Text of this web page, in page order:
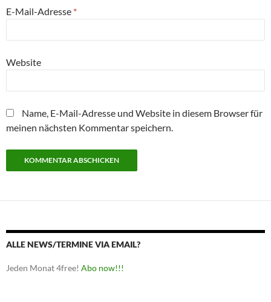
E-Mail-Adresse *
Website
Name, E-Mail-Adresse und Website in diesem Browser für
meinen nächsten Kommentar speichern.
ALLE NEWS/TERMINE VIA EMAIL?
Jeden Monat 4free! Abo now!!!